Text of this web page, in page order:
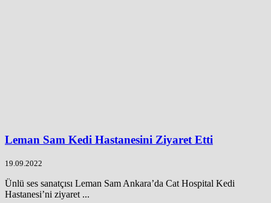
Leman Sam Kedi Hastanesini Ziyaret Etti
19.09.2022
Ünlü ses sanatçısı Leman Sam Ankara’da Cat Hospital Kedi
Hastanesi’ni ziyaret ...